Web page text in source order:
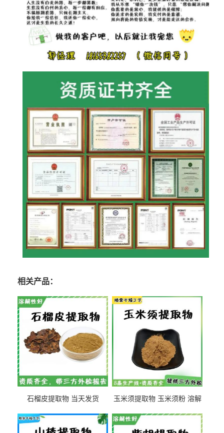
相关产品：
石榴皮提取物 当天发货
玉米须提取物 玉米须粉 溶解